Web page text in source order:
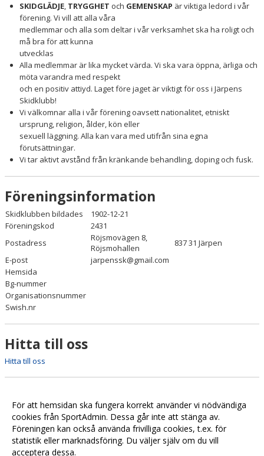
STIPENDIATER
VÅRA GRUPPER/TRÄNARE
TÄVLINGSKALENDER
KLÄDER, UTRUSTNING & VALLA
DOKUMENT
SKIDGLÄDJE, TRYGGHET och GEMENSKAP är viktiga ledord i vår
förening. Vi vill att alla våra
medlemmar och alla som deltar i vår verksamhet ska ha roligt och
må bra för att kunna
utvecklas
Alla medlemmar är lika mycket värda. Vi ska vara öppna, ärliga och
möta varandra med respekt
och en positiv attiyd. Laget före jaget är viktigt för oss i Järpens
Skidklubb!
Vi välkomnar alla i vår förening oavsett nationalitet, etniskt
ursprung, religion, ålder, kön eller
sexuell läggning. Alla kan vara med utifrån sina egna
förutsättningar.
Vi tar aktivt avstånd från kränkande behandling, doping och fusk.
Föreningsinformation
Skidklubben bildades
1902-12-21
Föreningskod
2431
Postadress
Röjsmovägen 8,
Röjsmohallen
837 31 Järpen
E-post
jarpenssk@gmail.com
Hemsida
Bg-nummer
Organisationsnummer
Swish.nr
Hitta till oss
Hitta till oss
För att hemsidan ska fungera korrekt använder vi nödvändiga
cookies från SportAdmin. Dessa går inte att stänga av.
Föreningen kan också använda frivilliga cookies, t.ex. för
statistik eller marknadsföring. Du väljer själv om du vill
acceptera dessa.